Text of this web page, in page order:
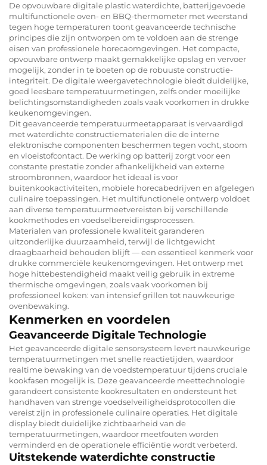
De opvouwbare digitale plastic waterdichte, batterijgevoede
multifunctionele oven- en BBQ-thermometer met weerstand
tegen hoge temperaturen toont geavanceerde technische
principes die zijn ontworpen om te voldoen aan de strenge
eisen van professionele horecaomgevingen. Het compacte,
opvouwbare ontwerp maakt gemakkelijke opslag en vervoer
mogelijk, zonder in te boeten op de robuuste constructie-
integriteit. De digitale weergavetechnologie biedt duidelijke,
goed leesbare temperatuurmetingen, zelfs onder moeilijke
belichtingsomstandigheden zoals vaak voorkomen in drukke
keukenomgevingen.
Dit geavanceerde temperatuurmeetapparaat is vervaardigd
met waterdichte constructiematerialen die de interne
elektronische componenten beschermen tegen vocht, stoom
en vloeistofcontact. De werking op batterij zorgt voor een
constante prestatie zonder afhankelijkheid van externe
stroombronnen, waardoor het ideaal is voor
buitenkookactiviteiten, mobiele horecabedrijven en afgelegen
culinaire toepassingen. Het multifunctionele ontwerp voldoet
aan diverse temperatuurmeetvereisten bij verschillende
kookmethodes en voedselbereidingsprocessen.
Materialen van professionele kwaliteit garanderen
uitzonderlijke duurzaamheid, terwijl de lichtgewicht
draagbaarheid behouden blijft — een essentieel kenmerk voor
drukke commerciële keukenomgevingen. Het ontwerp met
hoge hittebestendigheid maakt veilig gebruik in extreme
thermische omgevingen, zoals vaak voorkomen bij
professioneel koken: van intensief grillen tot nauwkeurige
ovenbewaking.
Kenmerken en voordelen
Geavanceerde Digitale Technologie
Het geavanceerde digitale sensorsysteem levert nauwkeurige
temperatuurmetingen met snelle reactietijden, waardoor
realtime bewaking van de voedstemperatuur tijdens cruciale
kookfasen mogelijk is. Deze geavanceerde meettechnologie
garandeert consistente kookresultaten en ondersteunt het
handhaven van strenge voedselveiligheidsprotocollen die
vereist zijn in professionele culinaire operaties. Het digitale
display biedt duidelijke zichtbaarheid van de
temperatuurmetingen, waardoor meetfouten worden
verminderd en de operationele efficiëntie wordt verbeterd.
Uitstekende waterdichte constructie